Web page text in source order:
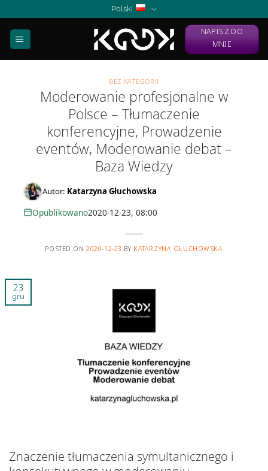
content
Polski
NAPISZ DO
MNIE
BEZ KATEGORII
Moderowanie profesjonalne w
Polsce – Tłumaczenie
konferencyjne, Prowadzenie
eventów, Moderowanie debat –
Baza Wiedzy
Autor: Katarzyna Głuchowska
Opublikowano2020-12-23, 08:00
POSTED ON2020-12-23 BY KATARZYNA GŁUCHOWSKA
23
gru
Znaczenie tłumaczenia symultanicznego i